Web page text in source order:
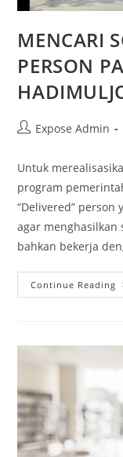
MENCARI
PERSON
Expose Admin
Untuk
program
“Delivered”
agar menghasilkan
bahkan bekerja
Continue Reading